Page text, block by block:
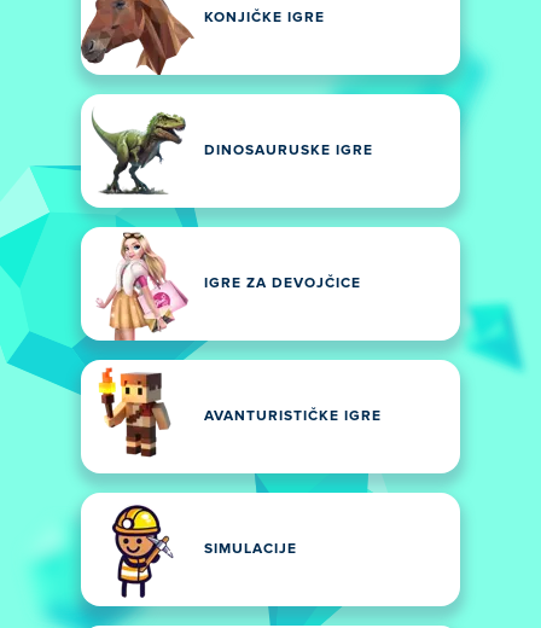
KONJIČKE IGRE
DINOSAURUSKE IGRE
IGRE ZA DEVOJČICE
AVANTURISTIČKE IGRE
SIMULACIJE